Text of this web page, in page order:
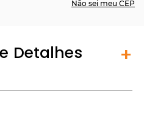
Não sei meu CEP
Detalhes